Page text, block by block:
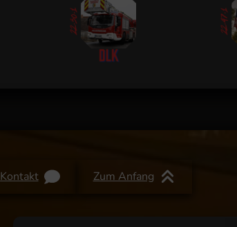
Kontakt Zum Anfang